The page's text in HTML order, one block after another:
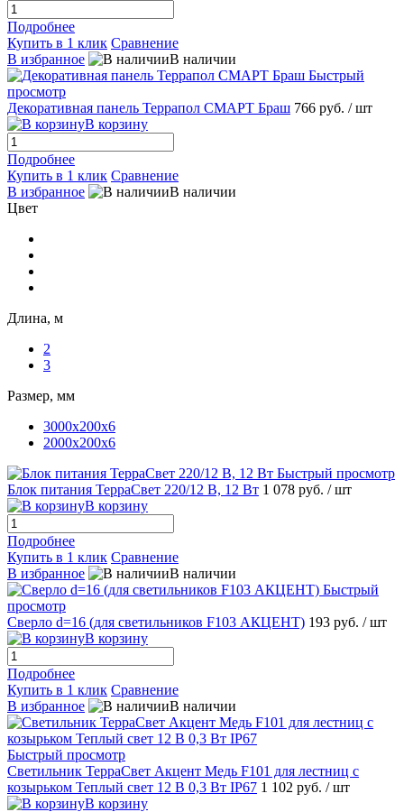
Подробнее
Купить в 1 клик Сравнение
В избранное
В наличии
Быстрый
просмотр
Декоративная панель Террапол СМАРТ Браш 766 руб. / шт
В корзину
Подробнее
Купить в 1 клик Сравнение
В избранное
В наличии
Цвет
Длина, м
2
3
Размер, мм
3000x200x6
2000x200x6
Быстрый просмотр
Блок питания ТерраСвет 220/12 В, 12 Вт 1 078 руб. / шт
В корзину
Подробнее
Купить в 1 клик Сравнение
В избранное
В наличии
Быстрый
просмотр
Сверло d=16 (для светильников F103 АКЦЕНТ) 193 руб. / шт
В корзину
Подробнее
Купить в 1 клик Сравнение
В избранное
В наличии
Быстрый просмотр
Светильник ТерраСвет Акцент Медь F101 для лестниц с
козырьком Теплый свет 12 В 0,3 Вт IP67 1 102 руб. / шт
В корзину